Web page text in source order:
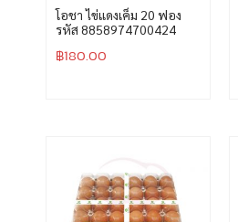
โอชา ไข่แดงเค็ม 20 ฟอง
รหัส 8858974700424
฿180.00